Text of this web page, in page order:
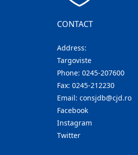
CONTACT
Address:
Targoviste
Phone: 0245-207600
Fax: 0245-212230
Email: consjdb@cjd.ro
Facebook
Instagram
Twitter